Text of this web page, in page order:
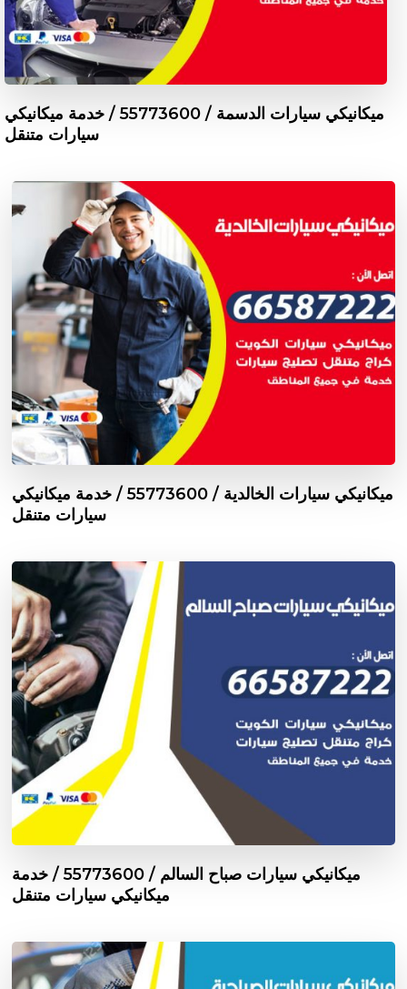
ميكانيكي سيارات الدسمة / 55773600‬ / خدمة ميكانيكي
سيارات متنقل
ميكانيكي سيارات الخالدية / 55773600‬ / خدمة ميكانيكي
سيارات متنقل
ميكانيكي سيارات صباح السالم / 55773600‬ / خدمة
ميكانيكي سيارات متنقل